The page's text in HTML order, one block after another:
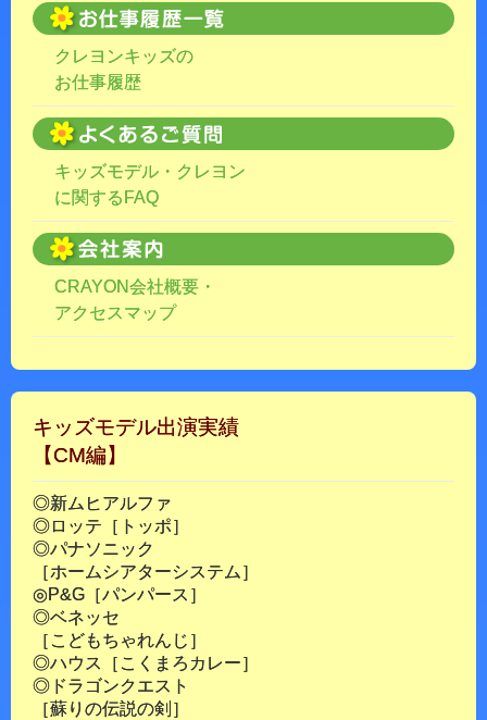
クレヨンキッズの
お仕事履歴
キッズモデル・クレヨン
に関するFAQ
CRAYON会社概要・
アクセスマップ
キッズモデル出演実績
【CM編】
◎新ムヒアルファ
◎ロッテ［トッポ］
◎パナソニック
［ホームシアターシステム］
◎P&G［パンパース］
◎ベネッセ
［こどもちゃれんじ］
◎ハウス［こくまろカレー］
◎ドラゴンクエスト
［蘇りの伝説の剣］